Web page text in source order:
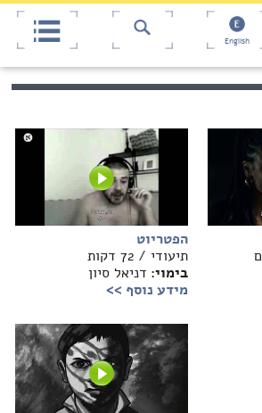
English
הפטריוט
תיעודי / 72 דקות
בימוי: דניאל סיון
מידע נוסף >>